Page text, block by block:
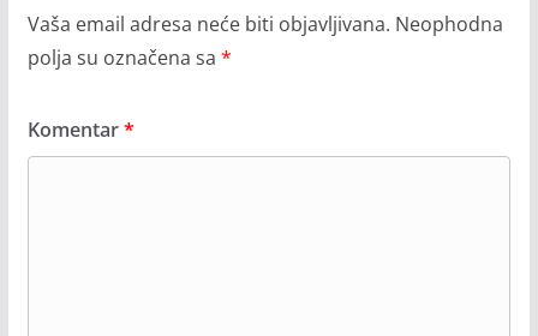
Vaša email adresa neće biti objavljivana. Neophodna
polja su označena sa *
Komentar*